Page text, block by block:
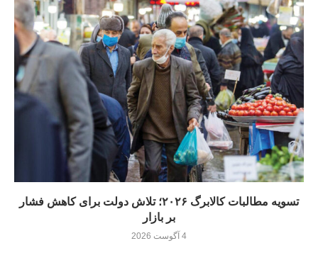
تسویه مطالبات کالابرگ ۲۰۲۶؛ تلاش دولت برای کاهش فشار
بر بازار
4 آگوست 2026